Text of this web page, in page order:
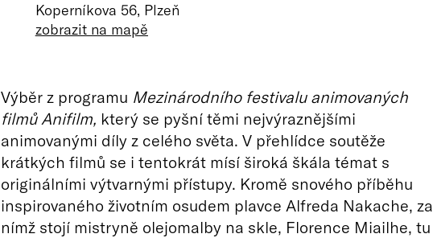
Koperníkova 56, Plzeň
zobrazit na mapě
Výběr z programu Mezinárodního festivalu animovaných
filmů Anifilm, který se pyšní těmi nejvýraznějšími
animovanými díly z celého světa. V přehlídce soutěže
krátkých filmů se i tentokrát mísí široká škála témat s
originálními výtvarnými přístupy. Kromě snového příběhu
inspirovaného životním osudem plavce Alfreda Nakache, za
nímž stojí mistryně olejomalby na skle, Florence Miailhe, tu